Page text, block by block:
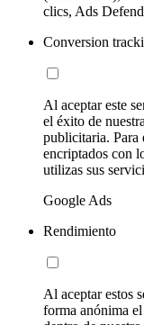
clics, Ads
Conversion
Al aceptar este
el éxito de
publicitaria. Para
encriptados con
utilizas sus
Google Ads
Rendimiento
Al aceptar estos
forma anónima